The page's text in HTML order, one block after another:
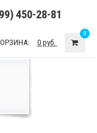
450-28-81
0 руб.
0